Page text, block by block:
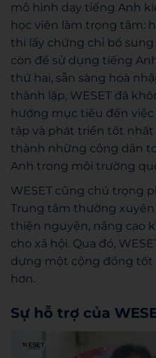
mô hình dạy tiếng Anh
học viên làm trọng tâm:
thi lấy chứng chỉ bổ sung
còn để sử dụng tiếng
thứ hai, sẵn sàng hoà
thành lập, WESET đã
hướng mục tiêu đến
tập và phát triển tốt
thành những công dân
Anh trong môi trường
WESET cũng chú trọng
Trung tâm thường
thiện nguyện, nâng cao
cho xã hội. Qua đó,
dựng một cộng đồng tốt
hơn.
Sự hỗ trợ của